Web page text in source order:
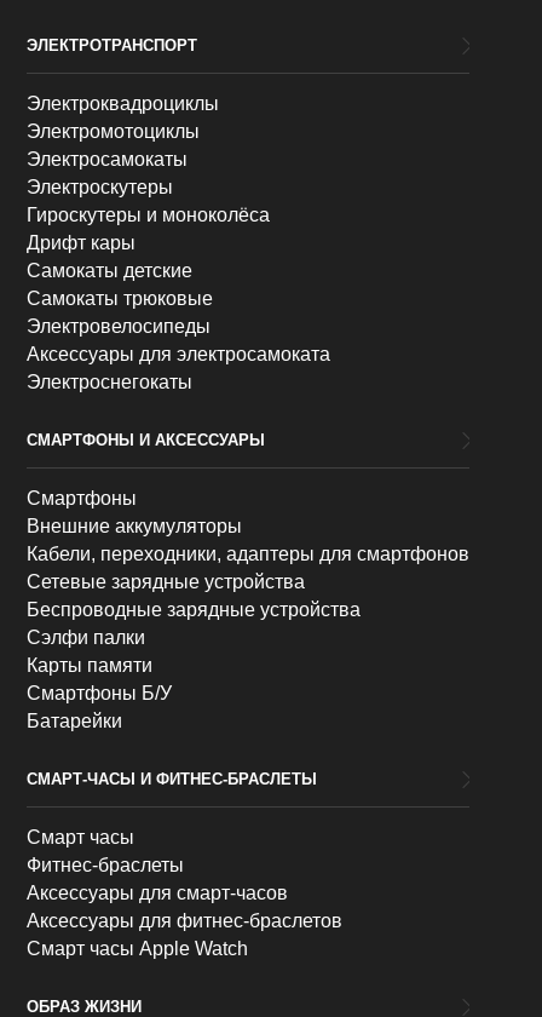
ЭЛЕКТРОТРАНСПОРТ
Электроквадроциклы
Электромотоциклы
Электросамокаты
Электроскутеры
Гироскутеры и моноколёса
Дрифт кары
Самокаты детские
Самокаты трюковые
Электровелосипеды
Аксессуары для электросамоката
Электроснегокаты
СМАРТФОНЫ И АКСЕССУАРЫ
Смартфоны
Внешние аккумуляторы
Кабели, переходники, адаптеры для смартфонов
Сетевые зарядные устройства
Беспроводные зарядные устройства
Сэлфи палки
Карты памяти
Смартфоны Б/У
Батарейки
СМАРТ-ЧАСЫ И ФИТНЕС-БРАСЛЕТЫ
Смарт часы
Фитнес-браслеты
Аксессуары для смарт-часов
Аксессуары для фитнес-браслетов
Смарт часы Apple Watch
ОБРАЗ ЖИЗНИ